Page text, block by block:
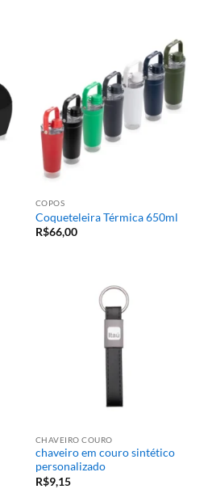
COPOS
Coqueteleira Térmica 650ml
R$66,00
CHAVEIRO COURO
chaveiro em couro sintético
personalizado
R$9,15